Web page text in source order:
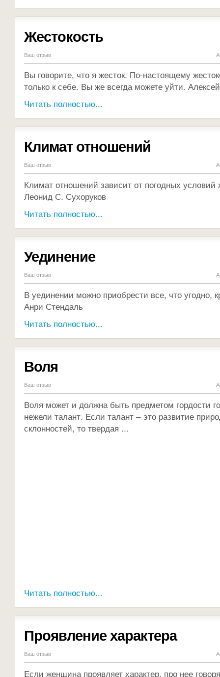
Жестокость
Ваш отзыв
Вы говорите, что я жесток. По-настоящему
только к себе. Вы же всегда можете уйти.
Читать полностью...
Климат отношений
Ваш отзыв
Климат отношений зависит от погодных условий
Леонид С. Сухоруков
Читать полностью...
Уединение
Ваш отзыв
В уединении можно приобрести все, что угодно,
Анри Стендаль
Читать полностью...
Воля
Ваш отзыв
Воля может и должна быть предметом гордости
нежели талант. Если талант – это развитие
склонностей, то твердая ...
Читать полностью...
Проявление характера
Ваш отзыв
Если женщина проявляет характер, про нее